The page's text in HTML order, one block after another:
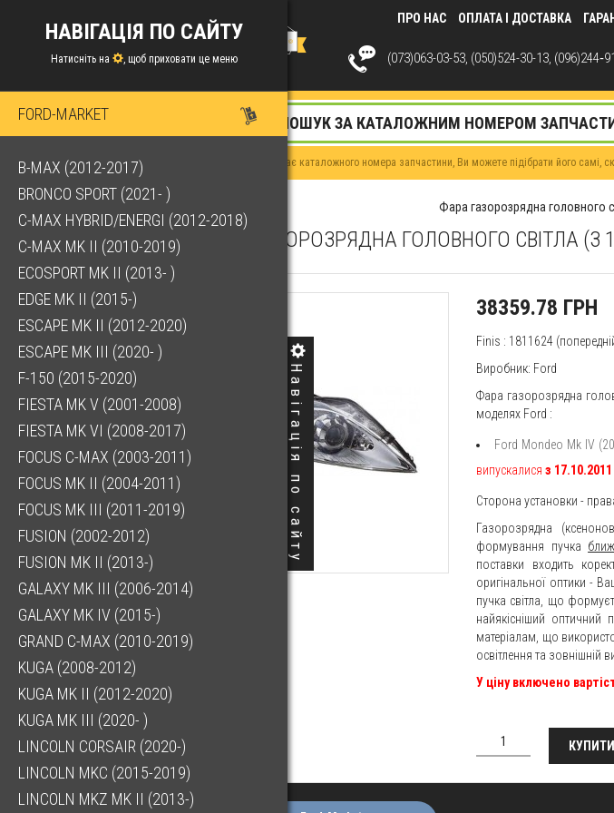
Навігація по сайту
ПРО НАС ОПЛАТА І ДОСТАВКА
(073)063-03-53, (050)524-30-13,
НАВІГАЦІЯ ПО САЙТУ
Натисніть на , щоб приховати це меню
FORD-MARKET
B-MAX (2012-2017)
BRONCO SPORT (2021- )
C-MAX HYBRID/ENERGI (2012-2018)
C-MAX MK II (2010-2019)
ECOSPORT MK II (2013- )
EDGE MK II (2015-)
ESCAPE MK II (2012-2020)
ESCAPE MK III (2020- )
F-150 (2015-2020)
FIESTA MK V (2001-2008)
FIESTA MK VI (2008-2017)
FOCUS C-MAX (2003-2011)
FOCUS MK II (2004-2011)
FOCUS MK III (2011-2019)
FUSION (2002-2012)
FUSION MK II (2013-)
GALAXY MK III (2006-2014)
GALAXY MK IV (2015-)
GRAND C-MAX (2010-2019)
KUGA (2008-2012)
KUGA MK II (2012-2020)
KUGA MK III (2020- )
LINCOLN CORSAIR (2020-)
LINCOLN MKC (2015-2019)
LINCOLN MKZ MK II (2013-)
Якщо у Вас немає каталожного номера запчастини, Ви можете підібрати його самі,
Фара газорозрядна головного
ФАРА ГАЗОРОЗРЯДНА ГОЛОВНОГО СВІТЛА (З
38359.78 ГРН
Finis : 1811624
Виробник: Ford
Фара газорозрядна
моделях Ford :
Ford Mondeo Mk IV
випускалисяз 17.10.2011
Сторона установки -
Газорозрядна
формування пучка
поставки входить
оригінальної оптики -
пучка світла, що
найякісніший
матеріалам, що
освітлення та зовнішній
У ціну включено